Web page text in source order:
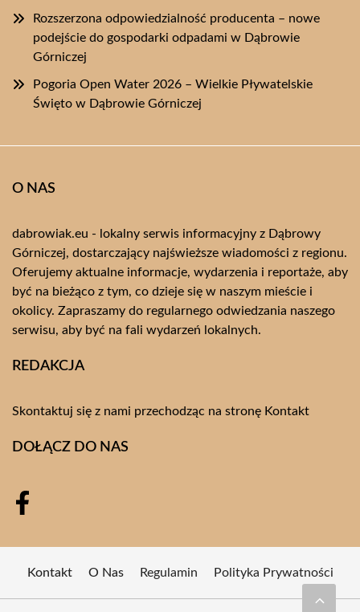
Rozszerzona odpowiedzialność producenta – nowe
podejście do gospodarki odpadami w Dąbrowie
Górniczej
Pogoria Open Water 2026 – Wielkie Pływatelskie
Święto w Dąbrowie Górniczej
O NAS
dabrowiak.eu - lokalny serwis informacyjny z Dąbrowy
Górniczej, dostarczający najświeższe wiadomości z regionu.
Oferujemy aktualne informacje, wydarzenia i reportaże, aby
być na bieżąco z tym, co dzieje się w naszym mieście i
okolicy. Zapraszamy do regularnego odwiedzania naszego
serwisu, aby być na fali wydarzeń lokalnych.
REDAKCJA
Skontaktuj się z nami przechodząc na stronę Kontakt
DOŁĄCZ DO NAS
Kontakt O Nas Regulamin Polityka Prywatności